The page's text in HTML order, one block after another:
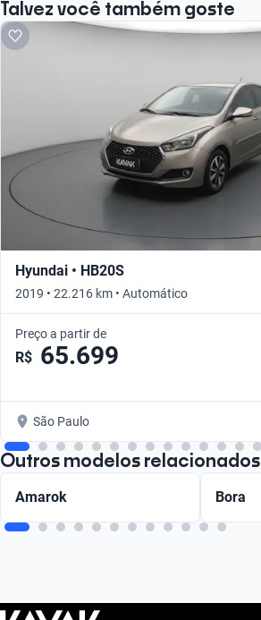
Talvez você também goste
Hyundai • HB20S
2019 • 22.216 km • Automático
Preço a partir de
R$ 65.699
São Paulo
Outros modelos relacionados
Amarok Bora